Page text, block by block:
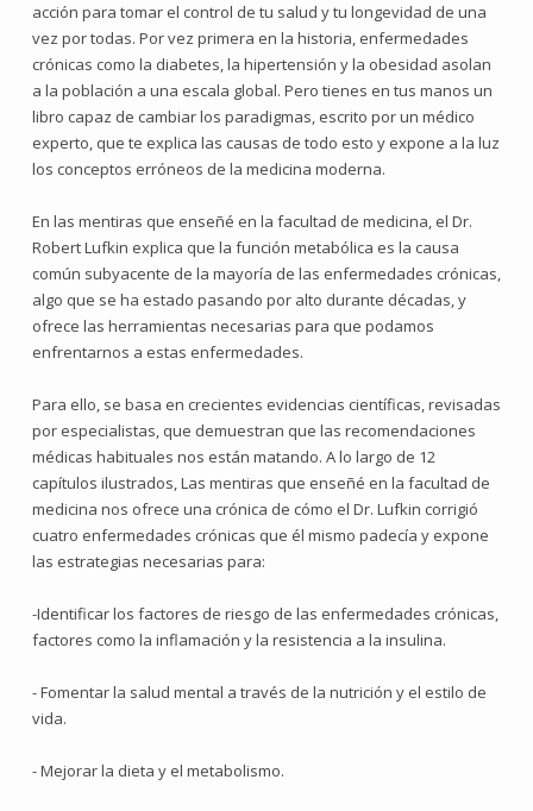
acción para tomar el control de tu salud y tu longevidad de una
vez por todas. Por vez primera en la historia, enfermedades
crónicas como la diabetes, la hipertensión y la obesidad asolan
a la población a una escala global. Pero tienes en tus manos un
libro capaz de cambiar los paradigmas, escrito por un médico
experto, que te explica las causas de todo esto y expone a la luz
los conceptos erróneos de la medicina moderna.
En las mentiras que enseñé en la facultad de medicina, el Dr.
Robert Lufkin explica que la función metabólica es la causa
común subyacente de la mayoría de las enfermedades crónicas,
algo que se ha estado pasando por alto durante décadas, y
ofrece las herramientas necesarias para que podamos
enfrentarnos a estas enfermedades.
Para ello, se basa en crecientes evidencias científicas, revisadas
por especialistas, que demuestran que las recomendaciones
médicas habituales nos están matando. A lo largo de 12
capítulos ilustrados, Las mentiras que enseñé en la facultad de
medicina nos ofrece una crónica de cómo el Dr. Lufkin corrigió
cuatro enfermedades crónicas que él mismo padecía y expone
las estrategias necesarias para:
-Identificar los factores de riesgo de las enfermedades crónicas,
factores como la inflamación y la resistencia a la insulina.
- Fomentar la salud mental a través de la nutrición y el estilo de
vida.
- Mejorar la dieta y el metabolismo.